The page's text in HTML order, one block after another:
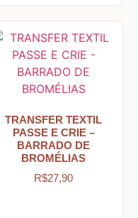
TRANSFER TEXTIL
PASSE E CRIE –
BARRADO DE
BROMÉLIAS
R$27,90